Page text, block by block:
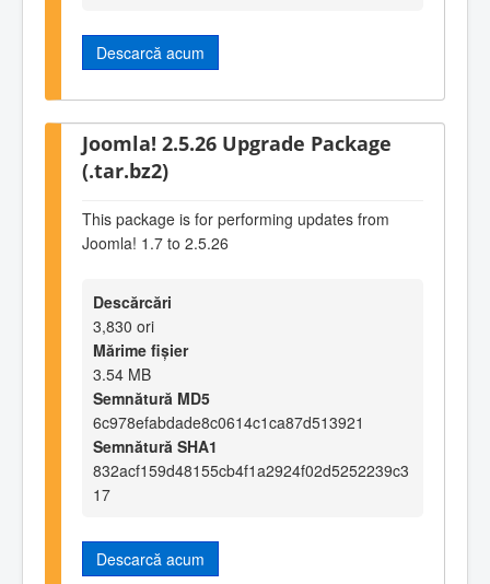
Descarcă acum
Joomla! 2.5.26 Upgrade Package
(.tar.bz2)
This package is for performing updates from
Joomla! 1.7 to 2.5.26
Descărcări
3,830 ori
Mărime fișier
3.54 MB
Semnătură MD5
6c978efabdade8c0614c1ca87d513921
Semnătură SHA1
832acf159d48155cb4f1a2924f02d5252239c3
17
Descarcă acum